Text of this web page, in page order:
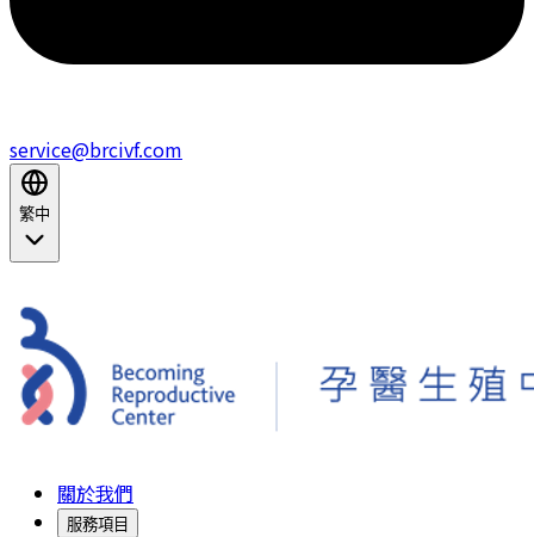
service@brcivf.com
繁中
關於我們
服務項目